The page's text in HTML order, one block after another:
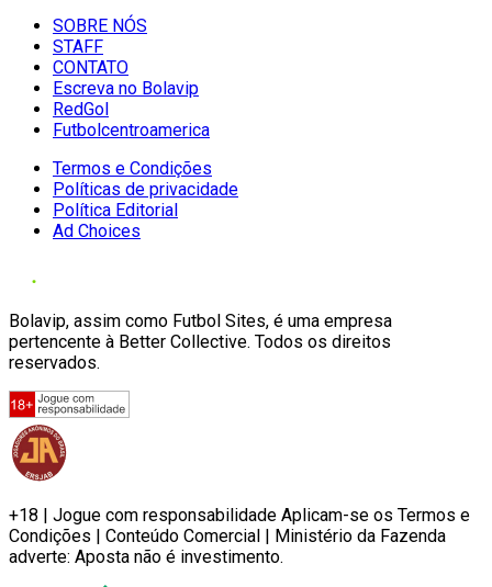
SOBRE NÓS
STAFF
CONTATO
Escreva no Bolavip
RedGol
Futbolcentroamerica
Termos e Condições
Políticas de privacidade
Política Editorial
Ad Choices
Bolavip, assim como Futbol Sites, é uma empresa
pertencente à Better Collective. Todos os direitos
reservados.
+18 | Jogue com responsabilidade Aplicam-se os Termos e
Condições | Conteúdo Comercial | Ministério da Fazenda
adverte: Aposta não é investimento.